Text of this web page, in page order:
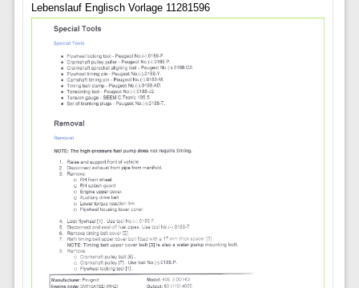
Lebenslauf Englisch Vorlage 11281596